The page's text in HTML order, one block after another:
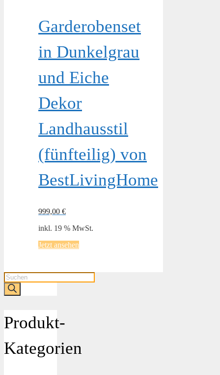
Garderobenset
in Dunkelgrau
und Eiche
Dekor
Landhausstil
(fünfteilig) von
BestLivingHome
999,00 €
inkl. 19 % MwSt.
Jetzt ansehen
Products
search
Produkt-
Kategorien